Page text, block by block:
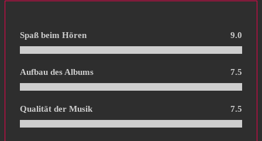
Spaß beim Hören 9.0
Aufbau des Albums 7.5
Qualität der Musik 7.5